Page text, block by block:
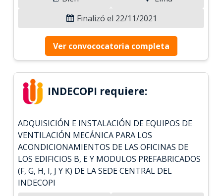
Finalizó el 22/11/2021
Ver convococatoria completa
INDECOPI requiere:
ADQUISICIÓN E INSTALACIÓN DE EQUIPOS DE
VENTILACIÓN MECÁNICA PARA LOS
ACONDICIONAMIENTOS DE LAS OFICINAS DE
LOS EDIFICIOS B, E Y MODULOS PREFABRICADOS
(F, G, H, I, J Y K) DE LA SEDE CENTRAL DEL
INDECOPI